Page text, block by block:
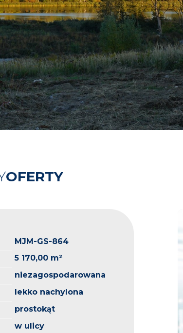
OFERTY
MJM-GS-864
5 170,00 m²
niezagospodarowana
lekko nachylona
prostokąt
w ulicy